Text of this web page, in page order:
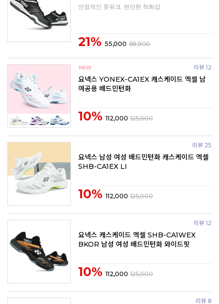
안정적인 풋워크, 편안한 착화감
21% 55,000 69,900
리뷰 12
요넥스 YONEX-CA1EX 캐스케이드 엑셀 남
여공용 배드민턴화
10% 112,000 125,000
리뷰 25
요넥스 남성 여성 배드민턴화 캐스케이드 엑셀
SHB-CA1EX LI
10% 112,000 125,000
리뷰 12
요넥스 캐스케이드 엑셀 SHB-CA1WEX
BKOR 남성 여성 배드민턴화 와이드핏
10% 112,000 125,000
리뷰 8